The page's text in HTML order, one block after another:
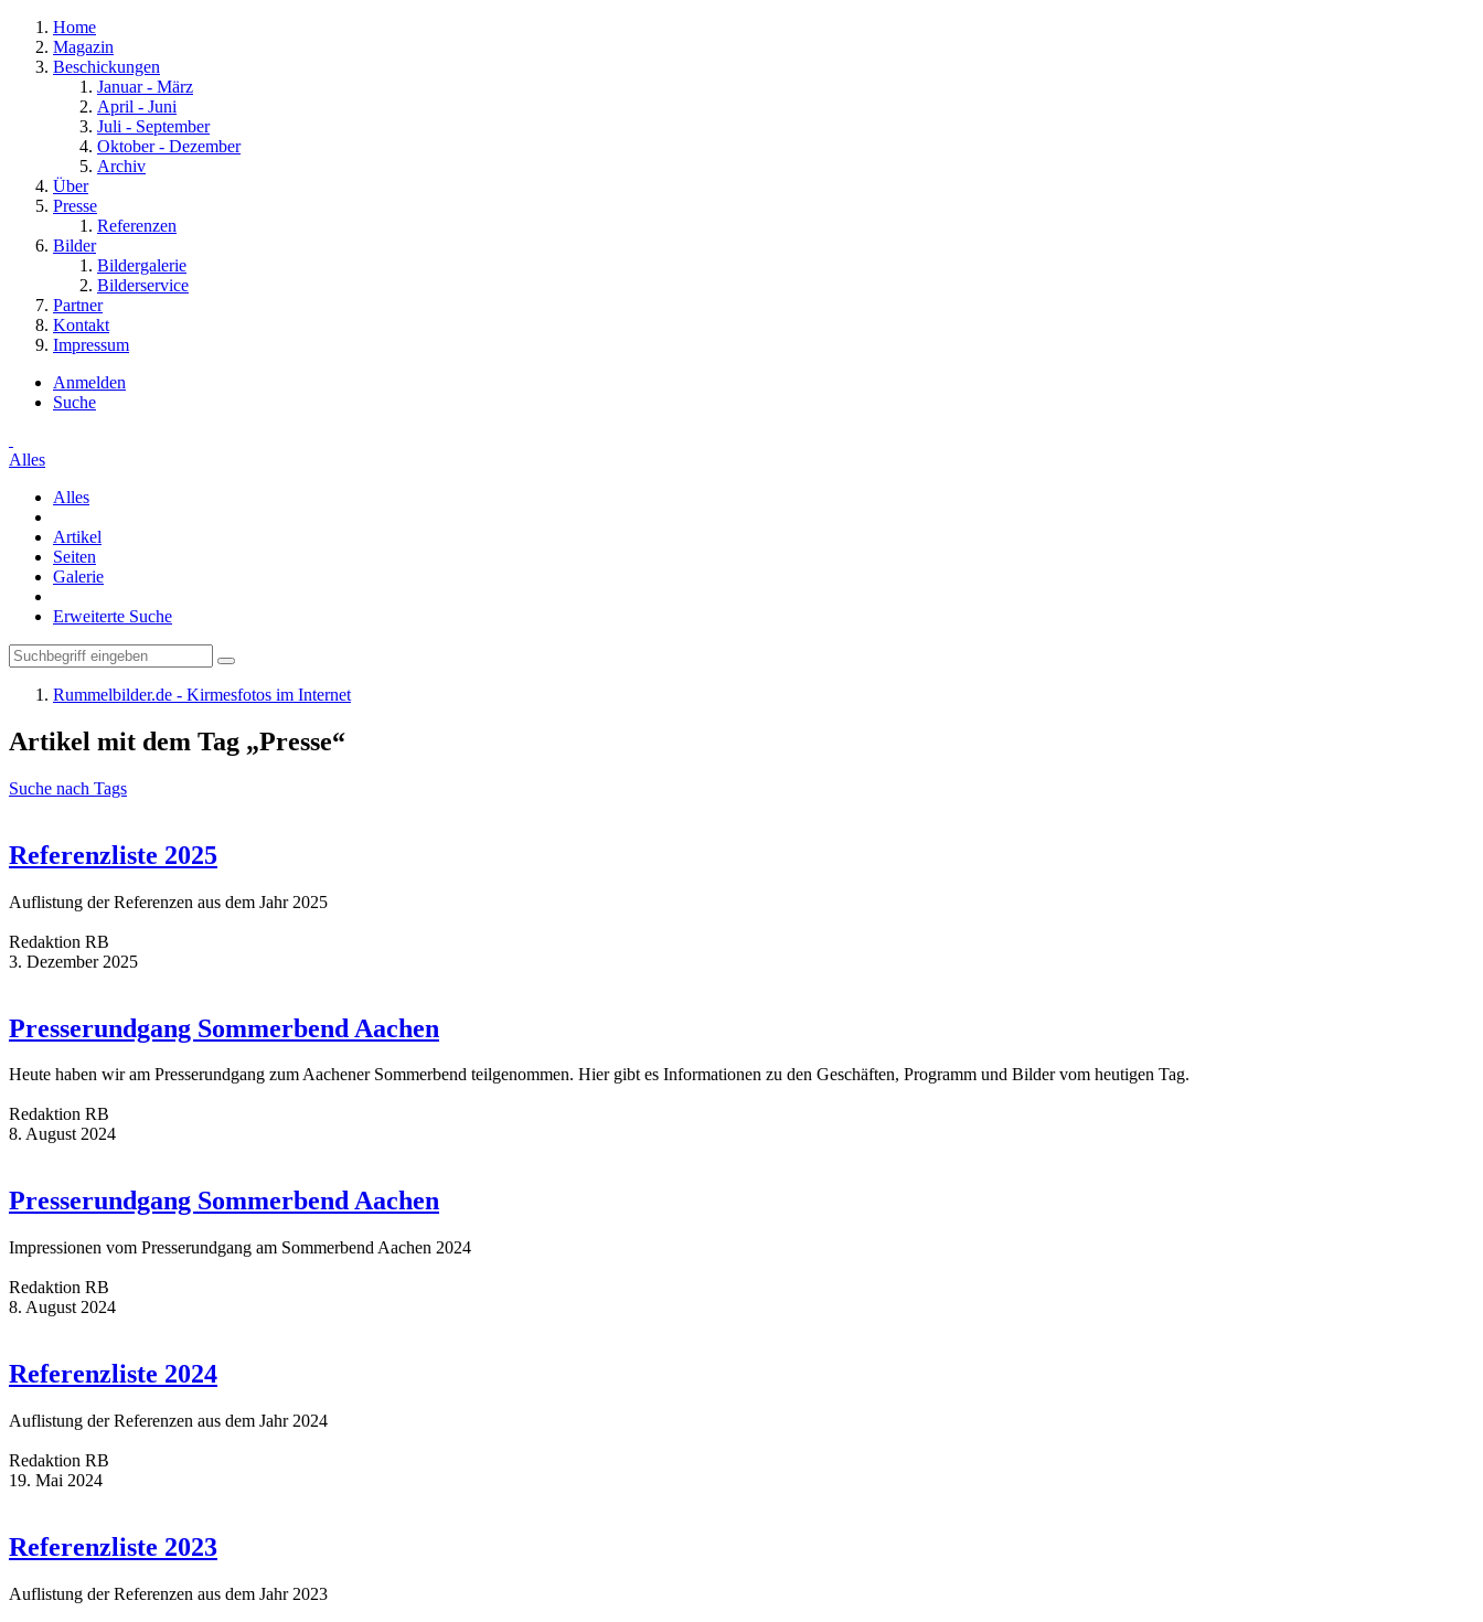
Home
Magazin
Beschickungen
Januar - März
April - Juni
Juli - September
Oktober - Dezember
Archiv
Über
Presse
Referenzen
Bilder
Bildergalerie
Bilderservice
Partner
Kontakt
Impressum
Anmelden
Suche
Alles
Alles
Artikel
Seiten
Galerie
Erweiterte Suche
Rummelbilder.de - Kirmesfotos im Internet
Artikel mit dem Tag „Presse“
Suche nach Tags
Referenzliste 2025
Auflistung der Referenzen aus dem Jahr 2025
Redaktion RB
3. Dezember 2025
Presserundgang Sommerbend Aachen
Heute haben wir am Presserundgang zum Aachener Sommerbend teilgenommen. Hier gibt es Informationen zu den Geschäften, Programm und Bilder vom heutigen Tag.
Redaktion RB
8. August 2024
Presserundgang Sommerbend Aachen
Impressionen vom Presserundgang am Sommerbend Aachen 2024
Redaktion RB
8. August 2024
Referenzliste 2024
Auflistung der Referenzen aus dem Jahr 2024
Redaktion RB
19. Mai 2024
Referenzliste 2023
Auflistung der Referenzen aus dem Jahr 2023